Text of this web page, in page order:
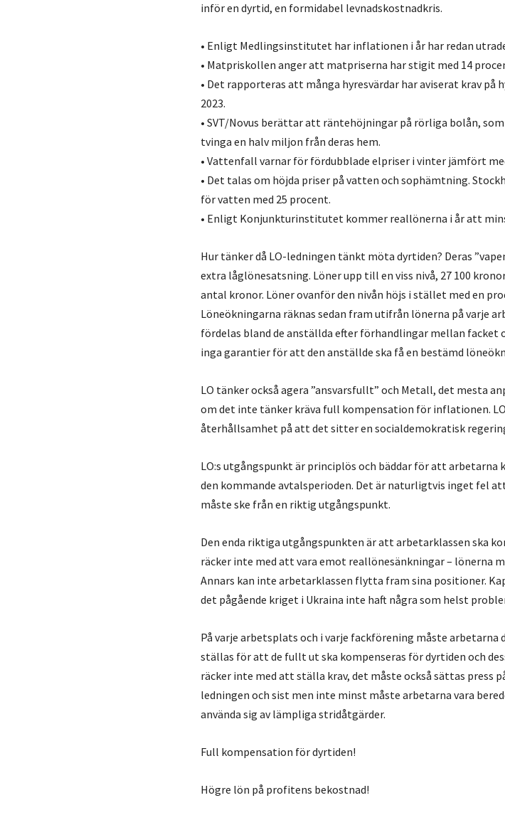
inför en dyrtid, en formidabel levnadskostnadkris.
• Enligt Medlingsinstitutet har inflationen i år har redan
• Matpriskollen anger att matpriserna har stigit med 14
• Det rapporteras att många hyresvärdar har aviserat krav
2023.
• SVT/Novus berättar att räntehöjningar på rörliga bolån,
tvinga en halv miljon från deras hem.
• Vattenfall varnar för fördubblade elpriser i vinter jämfört
• Det talas om höjda priser på vatten och sophämtning.
för vatten med 25 procent.
• Enligt Konjunkturinstitutet kommer reallönerna i år att
Hur tänker då LO-ledningen tänkt möta dyrtiden? Deras
extra låglönesatsning. Löner upp till en viss nivå, 27 100
antal kronor. Löner ovanför den nivån höjs i stället med en
Löneökningarna räknas sedan fram utifrån lönerna på varje
fördelas bland de anställda efter förhandlingar mellan
inga garantier för att den anställde ska få en bestämd
LO tänker också agera ”ansvarsfullt” och Metall, det mesta
om det inte tänker kräva full kompensation för inflationen.
återhållsamhet på att det sitter en socialdemokratisk
LO:s utgångspunkt är principlös och bäddar för att arbetarna
den kommande avtalsperioden. Det är naturligtvis inget fel
måste ske från en riktig utgångspunkt.
Den enda riktiga utgångspunkten är att arbetarklassen ska
räcker inte med att vara emot reallönesänkningar – lönerna
Annars kan inte arbetarklassen flytta fram sina positioner.
det pågående kriget i Ukraina inte haft några som helst
På varje arbetsplats och i varje fackförening måste
ställas för att de fullt ut ska kompenseras för dyrtiden och
räcker inte med att ställa krav, det måste också sättas press
ledningen och sist men inte minst måste arbetarna vara
använda sig av lämpliga stridåtgärder.
Full kompensation för dyrtiden!
Högre lön på profitens bekostnad!